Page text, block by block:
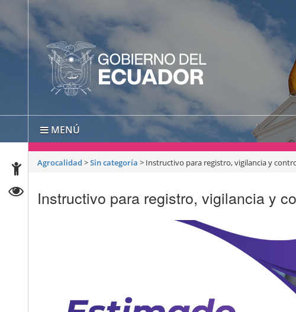
MENÚ
Agrocalidad >Sin categoría > Instructivo para registro, vigilancia y
Instructivo para registro, vigilancia y